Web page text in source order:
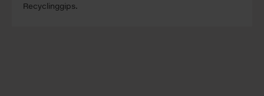
Re­cyc­ling­gips.